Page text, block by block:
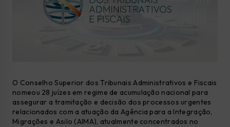
O Conselho Superior dos Tribunais Administrativos e Fiscais
nomeou 28 juízes em regime de acumulação nacional para
assegurar a tramitação e decisão dos processos urgentes
relacionados com a atuação da Agência para a Integração,
Migrações e Asilo (AIMA), atualmente concentrados no